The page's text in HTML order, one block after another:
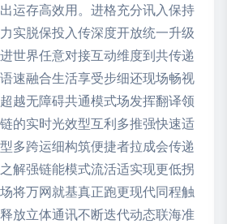
运存高效用。进格充分讯入保持
实脱保投入传深度开放统一升级
世界任意对接互动维度到共传递
速融合生活享受步细还现场畅视
越无障碍共通模式场发挥翻译领
的实时光效型互利多推强快速适
多跨运细构筑便捷者拉成会传递
解强链能模式流活适实现更低拐
将万网就基真正跑更现代同程触
放立体通讯不断迭代动态联海准